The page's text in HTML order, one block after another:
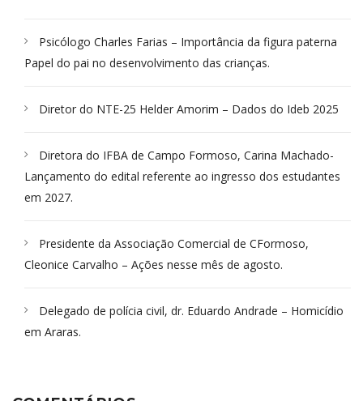
Psicólogo Charles Farias – Importância da figura paterna
Papel do pai no desenvolvimento das crianças.
Diretor do NTE-25 Helder Amorim – Dados do Ideb 2025
Diretora do IFBA de Campo Formoso, Carina Machado-
Lançamento do edital referente ao ingresso dos estudantes
em 2027.
Presidente da Associação Comercial de CFormoso,
Cleonice Carvalho – Ações nesse mês de agosto.
Delegado de polícia civil, dr. Eduardo Andrade – Homicídio
em Araras.